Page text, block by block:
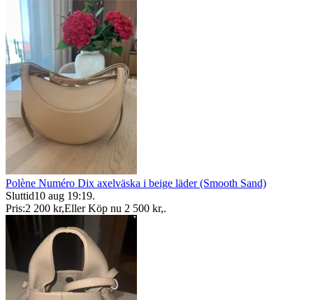
Polène Numéro Dix axelväska i beige läder (Smooth Sand)
Sluttid10 aug 19:19.
Pris:2 200 kr,Eller Köp nu 2 500 kr,.